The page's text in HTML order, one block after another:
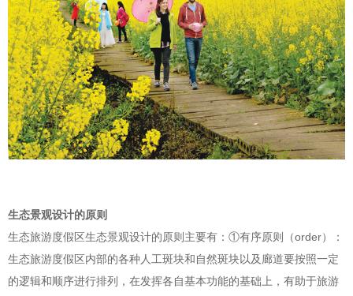
生态景观设计的原则
生态旅游度假区生态景观设计的原则主要有：①有序原则（order）：
生态旅游度假区内部的各种人工斑块和自然斑块以及廊道要按照一定
的逻辑和顺序进行排列，在发挥各自基本功能的基础上，有助于旅游